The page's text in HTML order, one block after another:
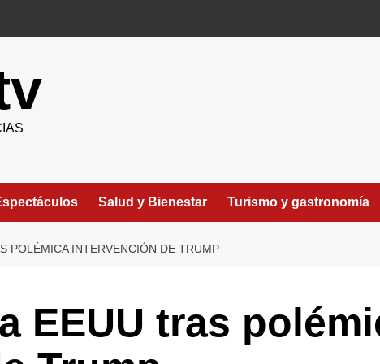
Salud y Bienestar Turismo y gastronomía
POLÉMICA INTERVENCIÓN DE TRUMP
EEUU tras